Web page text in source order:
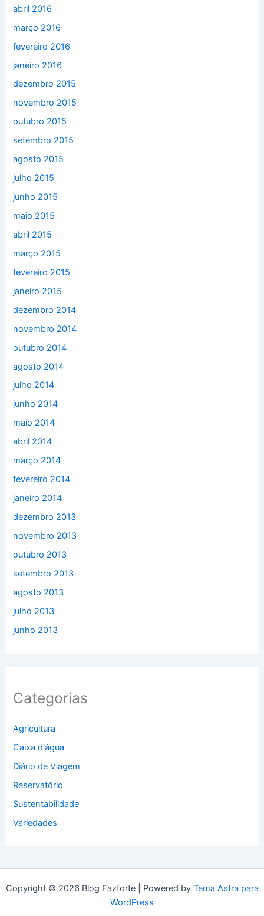
abril 2016
março 2016
fevereiro 2016
janeiro 2016
dezembro 2015
novembro 2015
outubro 2015
setembro 2015
agosto 2015
julho 2015
junho 2015
maio 2015
abril 2015
março 2015
fevereiro 2015
janeiro 2015
dezembro 2014
novembro 2014
outubro 2014
agosto 2014
julho 2014
junho 2014
maio 2014
abril 2014
março 2014
fevereiro 2014
janeiro 2014
dezembro 2013
novembro 2013
outubro 2013
setembro 2013
agosto 2013
julho 2013
junho 2013
Categorias
Agricultura
Caixa d'água
Diário de Viagem
Reservatório
Sustentabilidade
Variedades
Copyright © 2026 Blog Fazforte | Powered by Tema Astra para
WordPress